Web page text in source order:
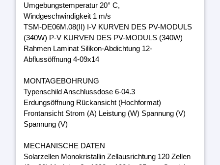
Umgebungstemperatur 20° C,
Windgeschwindigkeit 1 m/s
TSM-DE06M.08(II) I-V KURVEN DES PV-MODULS
(340W) P-V KURVEN DES PV-MODULS (340W)
Rahmen Laminat Silikon-Abdichtung 12-
Abflussöffnung 4-09x14
MONTAGEBOHRUNG
Typenschild Anschlussdose 6-04.3
Erdungsöffnung Rückansicht (Hochformat)
Frontansicht Strom (A) Leistung (W) Spannung (V)
Spannung (V)
MECHANISCHE DATEN
Solarzellen Monokristallin Zellausrichtung 120 Zellen